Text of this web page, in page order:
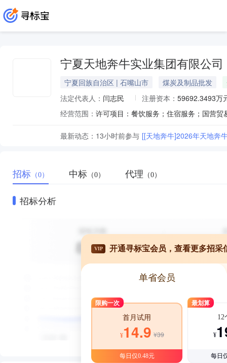
宁夏天地奔牛实业集团有限公司
宁夏回族自治区 | 石嘴山市 煤炭及制品批发
法定代表人： 闫志民 注册资本： 59692.3493万
经营范围：
最新动态： 13小时前参与 [[天地奔牛]2026年天地奔
招标 （0） 中标 （0） 代理 （0）
招标分析
VIP 开通寻标宝会员，查看更多招采
单省会员
限购一次
首月试用
¥14.9 ¥39
每日仅0.48元
最划算
12
¥
每日